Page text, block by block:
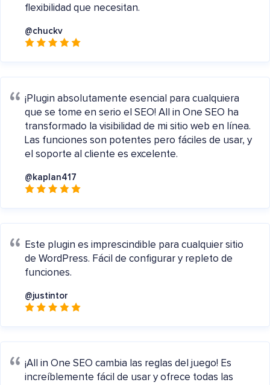
flexibilidad que necesitan.
@chuckv
¡Plugin absolutamente esencial para cualquiera
que se tome en serio el SEO! All in One SEO ha
transformado la visibilidad de mi sitio web en línea.
Las funciones son potentes pero fáciles de usar, y
el soporte al cliente es excelente.
@kaplan417
Este plugin es imprescindible para cualquier sitio
de WordPress. Fácil de configurar y repleto de
funciones.
@justintor
¡All in One SEO cambia las reglas del juego! Es
increíblemente fácil de usar y ofrece todas las